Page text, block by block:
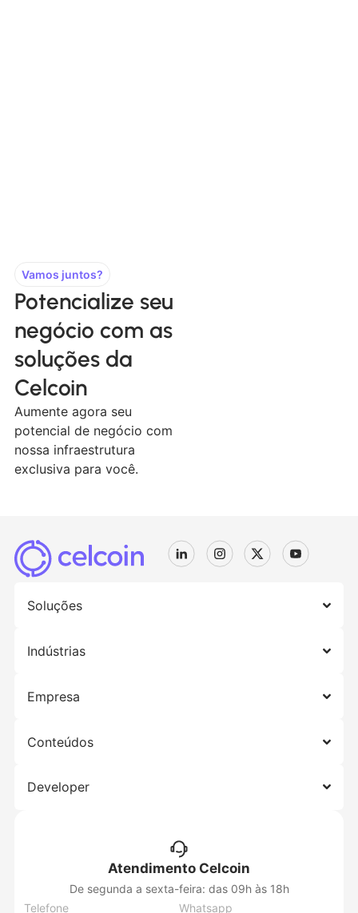
Vamos juntos?
Potencialize seu
negócio com as
soluções da
Celcoin
Aumente agora seu
potencial de negócio com
nossa infraestrutura
exclusiva para você.
Soluções
Indústrias
Empresa
Conteúdos
Developer
Atendimento Celcoin
De segunda a sexta-feira: das 09h às 18h
Telefone
Whatsapp